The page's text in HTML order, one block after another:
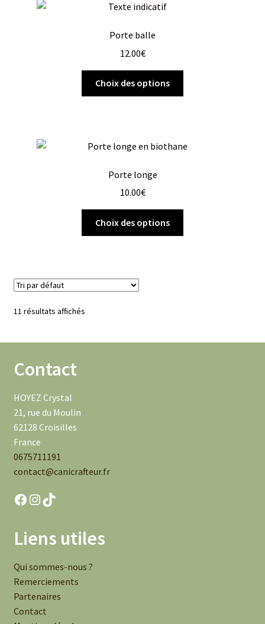
Porte balle
12.00€
Choix des options
Porte longe
10.00€
Choix des options
11 résultats affichés
Contact
HOYEZ Crystal
21, rue du Moulin
62128 Croisilles
France
0675711191
contact@canicrafteur.fr
Facebook
Instagram
TikTok
Liens utiles
Qui sommes-nous ?
Remerciements
Partenaires
Contact